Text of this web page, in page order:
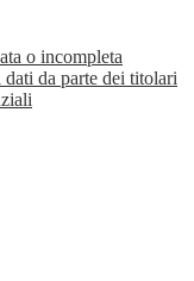
o incompleta
da parte dei titolari